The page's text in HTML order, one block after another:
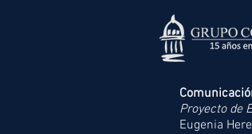
Proyecto de
Eugenia